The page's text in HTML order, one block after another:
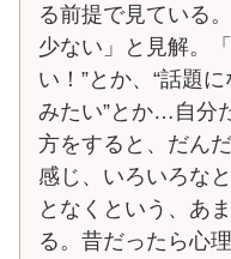
る前提で見ている
少ない」と見解。
い！”とか、“話題
みたい”とか…自分
方をすると、だん
感じ、いろいろな
となくという、あ
る。昔だったら心